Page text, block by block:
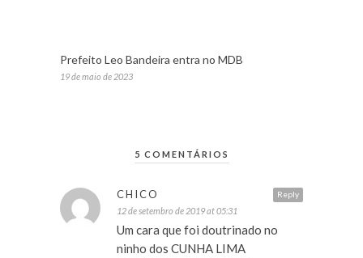
Prefeito Leo Bandeira entra no MDB
19 de maio de 2023
5 COMENTÁRIOS
Reply
CHICO
12 de setembro de 2019 at 05:31
Um cara que foi doutrinado no
ninho dos CUNHA LIMA